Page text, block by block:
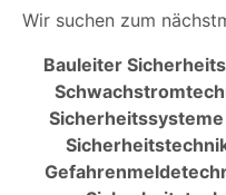
Wir suchen zum
Bauleiter